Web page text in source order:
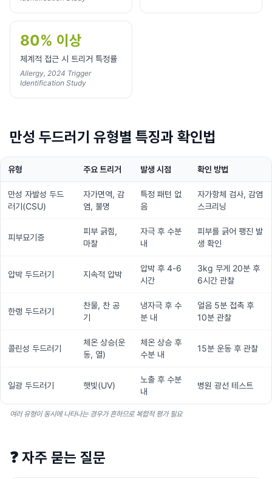
80% 이상
체계적 접근 시 트리거 특정률
Allergy, 2024 Trigger
Identification Study
만성 두드러기 유형별 특징과 확인법
유형 주요 트리거 발생 시점 확인 방법
만성 자발성 두드
러기(CSU)
자가면역, 감
염, 불명
특정 패턴 없
음
자가항체 검사, 감염
스크리닝
피부묘기증
피부 긁힘,
마찰
자극 후 수분
내
피부를 긁어 팽진 발
생 확인
압박 두드러기 지속적 압박
압박 후 4-6
시간
3kg 무게 20분 후
6시간 관찰
한랭 두드러기
찬물, 찬 공
기
냉자극 후 수
분 내
얼음 5분 접촉 후
10분 관찰
콜린성 두드러기
체온 상승(운
동, 열)
체온 상승 후
수분 내
15분 운동 후 관찰
일광 두드러기 햇빛(UV)
노출 후 수분
내
병원 광선 테스트
여러 유형이 동시에 나타나는 경우가 흔하므로 복합적 평가 필요
❓ 자주 묻는 질문